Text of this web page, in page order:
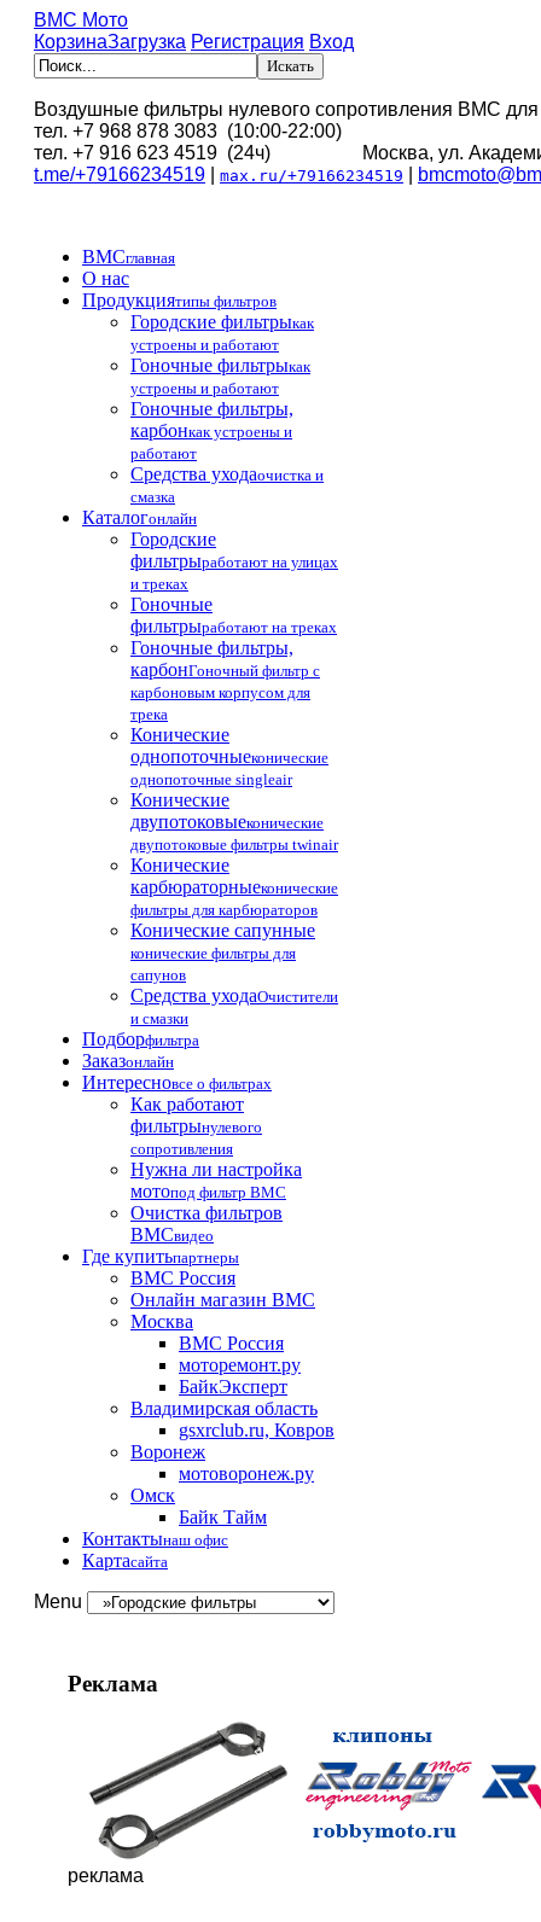
BMC Мото
КорзинаЗагрузка Регистрация Вход
Воздушные фильтры нулевого сопротивления BMC
тел. +7 968 878 3083 (10:00-22:00)
тел. +7 916 623 4519 (24ч) Москва, ул.
t.me/+79166234519
max.ru/+79166234519
BMCглавная
О нас
Продукциятипы фильтров
Городские фильтрыкак
устроены и работают
Гоночные фильтрыкак
устроены и работают
Гоночные фильтры,
карбонкак устроены и
работают
Средства уходаочистка и
смазка
Каталогонлайн
Городские
фильтрыработают на улицах
и треках
Гоночные
фильтрыработают на треках
Гоночные фильтры,
карбонГоночный фильтр с
карбоновым корпусом для
трека
Конические
однопоточныеконические
однопоточные singleair
Конические
двупотоковыеконические
двупотоковые фильтры twinair
Конические
карбюраторныеконические
фильтры для карбюраторов
Конические сапунные
конические фильтры для
сапунов
Средства уходаОчистители
и смазки
Подборфильтра
Заказонлайн
Интересновсе о фильтрах
Как работают
фильтрынулевого
сопротивления
Нужна ли настройка
мотопод фильтр BMC
Очистка фильтров
BMCвидео
Где купитьпартнеры
BMC Россия
Онлайн магазин BMC
Москва
BMC Россия
моторемонт.ру
БайкЭксперт
Владимирская область
gsxrclub.ru, Ковров
Воронеж
мотоворонеж.ру
Омск
Байк Тайм
Контактынаш офис
Картасайта
Menu
Реклама
реклама